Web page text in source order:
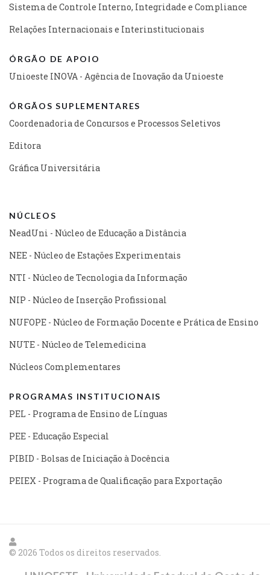
Sistema de Controle Interno, Integridade e Compliance
Relações Internacionais e Interinstitucionais
ÓRGÃO DE APOIO
Unioeste INOVA - Agência de Inovação da Unioeste
ÓRGÃOS SUPLEMENTARES
Coordenadoria de Concursos e Processos Seletivos
Editora
Gráfica Universitária
NÚCLEOS
NeadUni - Núcleo de Educação a Distância
NEE - Núcleo de Estações Experimentais
NTI - Núcleo de Tecnologia da Informação
NIP - Núcleo de Inserção Profissional
NUFOPE - Núcleo de Formação Docente e Prática de Ensino
NUTE - Núcleo de Telemedicina
Núcleos Complementares
PROGRAMAS INSTITUCIONAIS
PEL - Programa de Ensino de Línguas
PEE - Educação Especial
PIBID - Bolsas de Iniciação à Docência
PEIEX - Programa de Qualificação para Exportação
© 2026 Todos os direitos reservados.